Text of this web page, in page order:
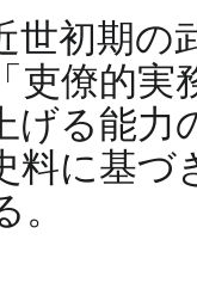
世初期の
吏僚的
げる能
料に基